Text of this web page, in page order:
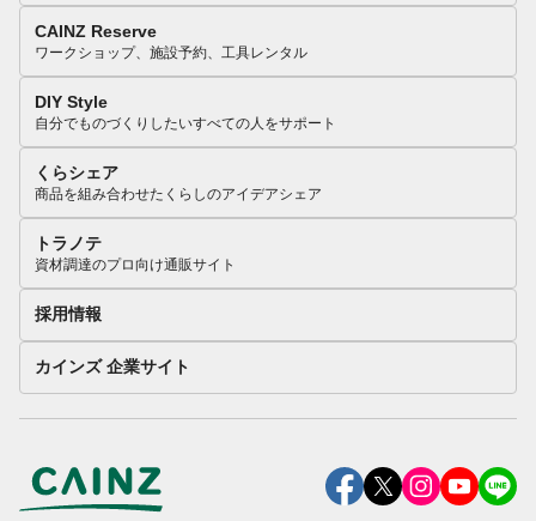
CAINZ Reserve
ワークショップ、施設予約、工具レンタル
DIY Style
自分でものづくりしたいすべての人をサポート
くらシェア
商品を組み合わせたくらしのアイデアシェア
トラノテ
資材調達のプロ向け通販サイト
採用情報
カインズ 企業サイト